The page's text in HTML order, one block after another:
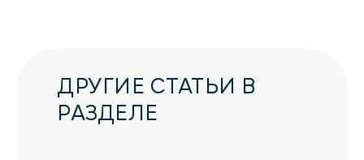
ДРУГИЕ СТАТЬИ В
РАЗДЕЛЕ